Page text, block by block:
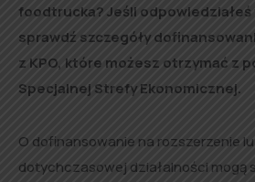
foodtrucka? Jeśli
sprawdź szczegóły
z KPO, które możesz otrzymać z
Specjalnej Strefy Ekonomicznej.
O dofinansowanie na rozszerzenie
dotychczasowej działalności mogą